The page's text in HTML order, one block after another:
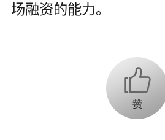
场融资的能力。